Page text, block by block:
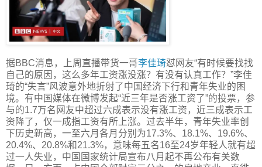
据BBC消息，上周直播带货一哥李佳琦怼网友“有时候要找找
自己的原因，这么多年工资涨没涨？有没有认真工作？”李佳
琦的“失言”风波意外地折射了中国经济下行和青年失业的困
境。有中国媒体在微博发起“近三年是否涨工资了”的投票，参
与的1.7万名网友中超过六成表示没有涨工资，近三成表示工
资降了，仅一成指工资有所上涨。过去半年，青年失业率创
下历史新高，一至六月各月分别为17.3%、18.1%、19.6%、
20.4%、20.8%和21.3%，意味每五名16至24岁年轻人就有超
过一人失业，中国国家统计局宣布八月起不再公布有关数